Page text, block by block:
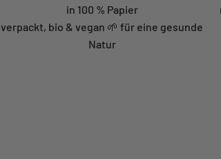
in 100 % Papier
verpackt, bio & vegan 🌱 für eine gesunde
Natur